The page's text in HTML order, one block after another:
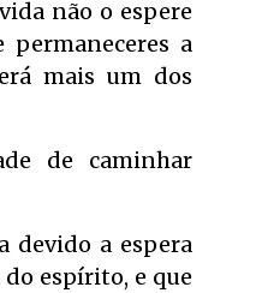
não o espere
a
mais um dos
de caminhar
devido a espera
espírito, e que